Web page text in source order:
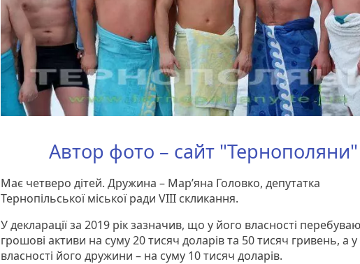
Автор фото – сайт "Тернополяни"
Має четверо дітей. Дружина – Мар’яна Головко, депутатка
Тернопільської міської ради VIII скликання.
У декларації за 2019 рік зазначив, що у його власності
грошові активи на суму 20 тисяч доларів та 50 тисяч гривень, а у
власності його дружини – на суму 10 тисяч доларів.